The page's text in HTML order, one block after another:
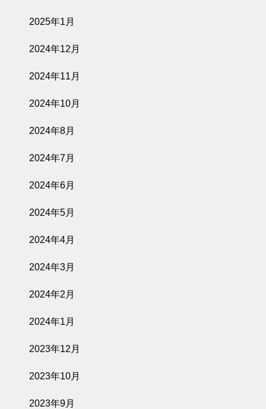
2025年1月
2024年12月
2024年11月
2024年10月
2024年8月
2024年7月
2024年6月
2024年5月
2024年4月
2024年3月
2024年2月
2024年1月
2023年12月
2023年10月
2023年9月